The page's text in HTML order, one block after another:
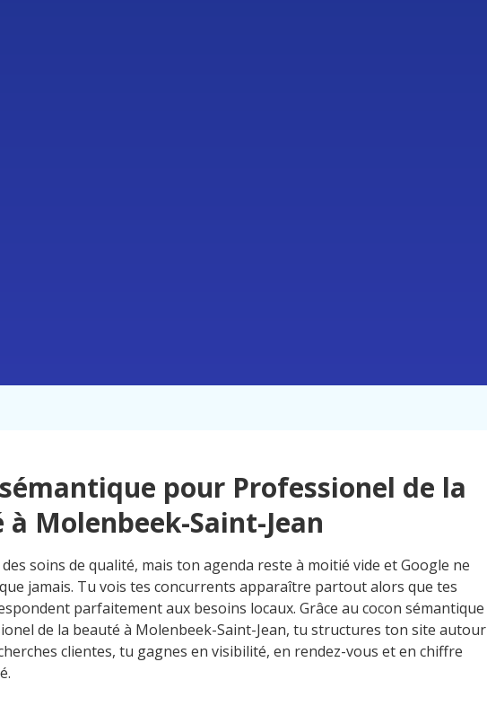
pour Professionel de la
à Molenbeek-Saint-Jean
soins de qualité, mais ton agenda reste à moitié vide et Google ne
jamais. Tu vois tes concurrents apparaître partout alors que tes
parfaitement aux besoins locaux. Grâce au cocon sémantique
de la beauté à Molenbeek-Saint-Jean, tu structures ton site autour
clientes, tu gagnes en visibilité, en rendez-vous et en chiffre